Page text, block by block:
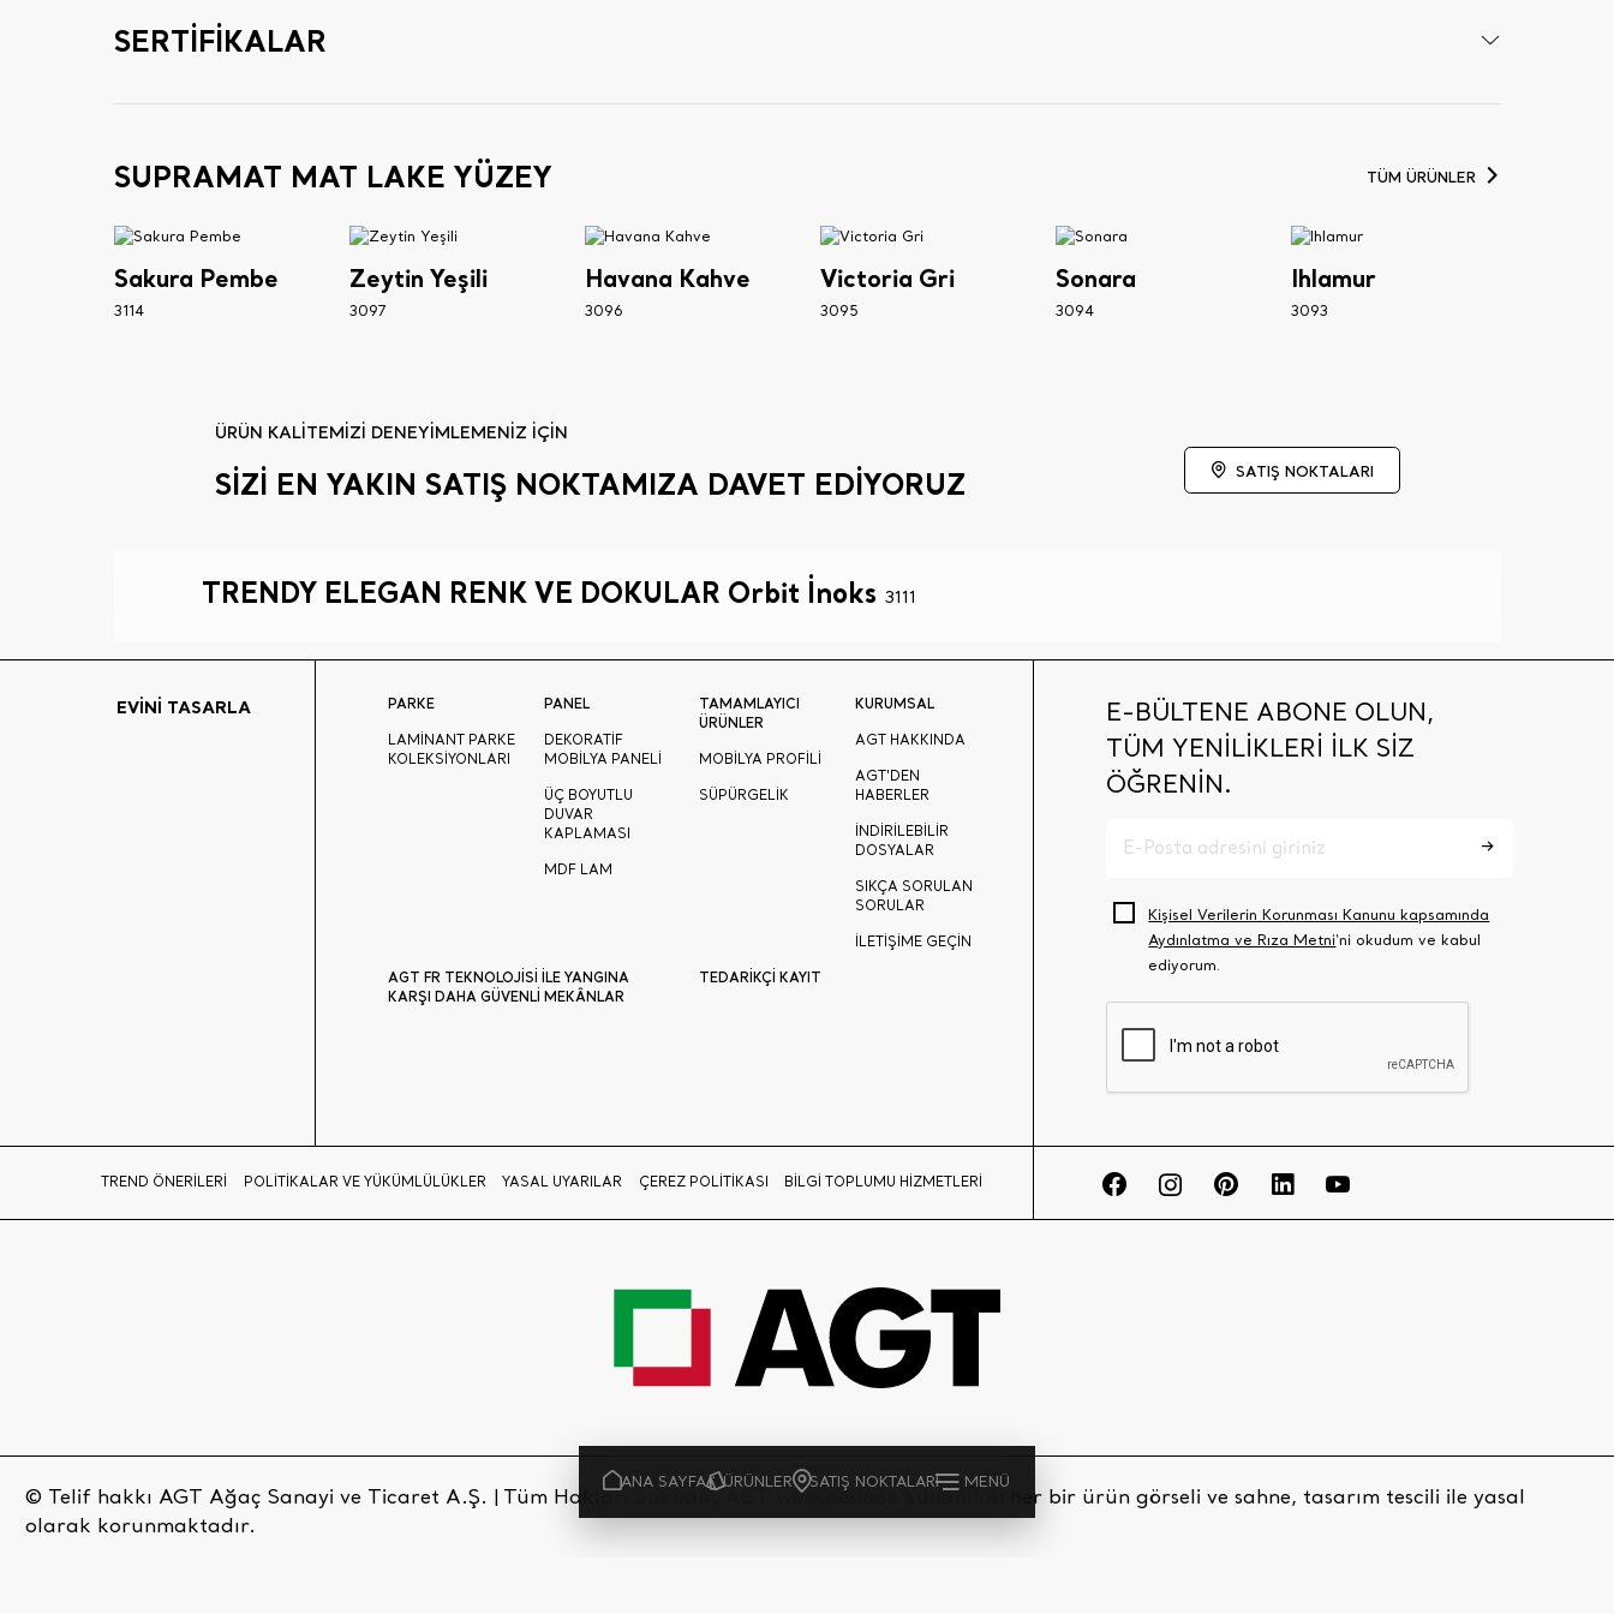
ANA SAYFA ÜRÜNLER SATIŞ NOKTALARI MENÜ
SERTİFİKALAR
SUPRAMAT MAT LAKE YÜZEY TÜM ÜRÜNLER
Sakura Pembe
3114
Zeytin Yeşili
3097
Havana Kahve
3096
Victoria Gri
3095
Sonara
3094
Ihlamur
3093
ÜRÜN KALİTEMİZİ DENEYİMLEMENİZ İÇİN
SİZİ EN YAKIN SATIŞ NOKTAMIZA DAVET EDİYORUZ SATIŞ NOKTALARI
TRENDY ELEGAN RENK VE DOKULAR Orbit İnoks 3111
EVİNİ TASARLA PARKE
LAMİNANT PARKE
KOLEKSİYONLARI
PANEL
DEKORATİF
MOBİLYA PANELİ
ÜÇ BOYUTLU
DUVAR
KAPLAMASI
MDF LAM
TAMAMLAYICI
ÜRÜNLER
MOBİLYA PROFİLİ
SÜPÜRGELİK
KURUMSAL
AGT HAKKINDA
AGT'DEN
HABERLER
İNDİRİLEBİLİR
DOSYALAR
SIKÇA SORULAN
SORULAR
İLETİŞİME GEÇİN
AGT FR TEKNOLOJİSİ İLE YANGINA
KARŞI DAHA GÜVENLİ MEKÂNLAR
TEDARİKÇİ KAYIT
E-BÜLTENE ABONE OLUN,
TÜM YENİLİKLERİ İLK SİZ
ÖĞRENİN.
Kişisel Verilerin Korunması Kanunu kapsamında
Aydınlatma ve Rıza Metni‘ni okudum ve kabul
ediyorum.
TREND ÖNERİLERİ POLİTİKALAR VE YÜKÜMLÜLÜKLER YASAL UYARILAR ÇEREZ POLİTİKASI BİLGİ TOPLUMU HİZMETLERİ
© Telif hakkı AGT Ağaç Sanayi ve Ticaret A.Ş. | Tüm Hakları Saklıdır. AGT websitesinde kullanılan her bir ürün görseli ve sahne, tasarım tescili ile yasal
olarak korunmaktadır.